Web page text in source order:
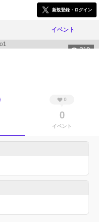
新規登録・ログイン
イベント
319
0
0
イベント